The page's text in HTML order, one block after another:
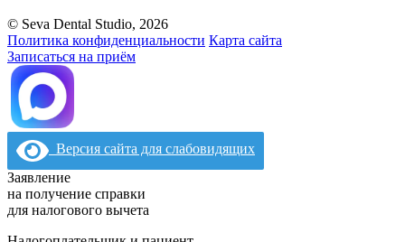
© Seva Dental Studio, 2026
Политика конфиденциальности Карта сайта
Записаться на приём
Версия сайта для слабовидящих
Заявление
на получение справки
для налогового вычета